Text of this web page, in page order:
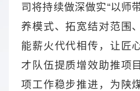
司将持续做深做实“以师
养模式、拓宽结对范围
能薪火代代相传，让匠
才队伍提质增效助推项
项工作稳步推进，为陕